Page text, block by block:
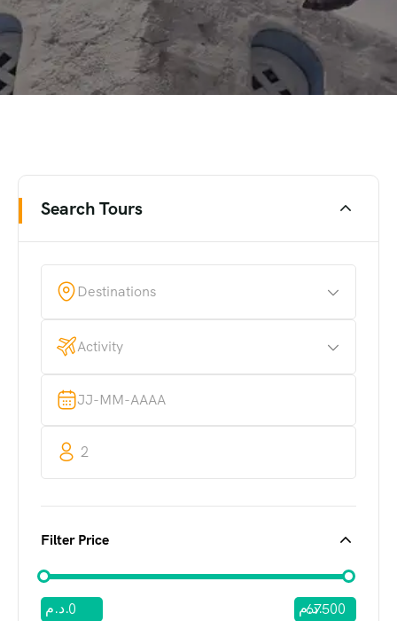
Search Tours
Destinations
Activity
2
Filter Price
د.م. د.م.